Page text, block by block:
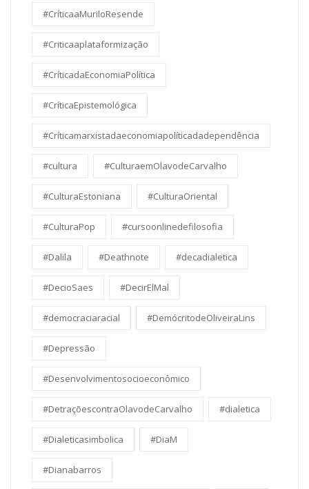
#CríticaaMuriloResende
#Criticaaplataformização
#CríticadaEconomiaPolítica
#CríticaEpistemológica
#Críticamarxistadaeconomiapolíticadadependência
#cultura #CulturaemOlavodeCarvalho
#CulturaEstoniana #CulturaOriental
#CulturaPop #cursoonlinedefilosofia
#Dalila #Deathnote #decadialetica
#DecioSaes #DecirElMal
#democraciaracial #DemócritodeOliveiraLins
#Depressão
#Desenvolvimentosocioeconômico
#DetraçõescontraOlavodeCarvalho #dialetica
#Dialeticasimbolica #DiaM
#Dianabarros